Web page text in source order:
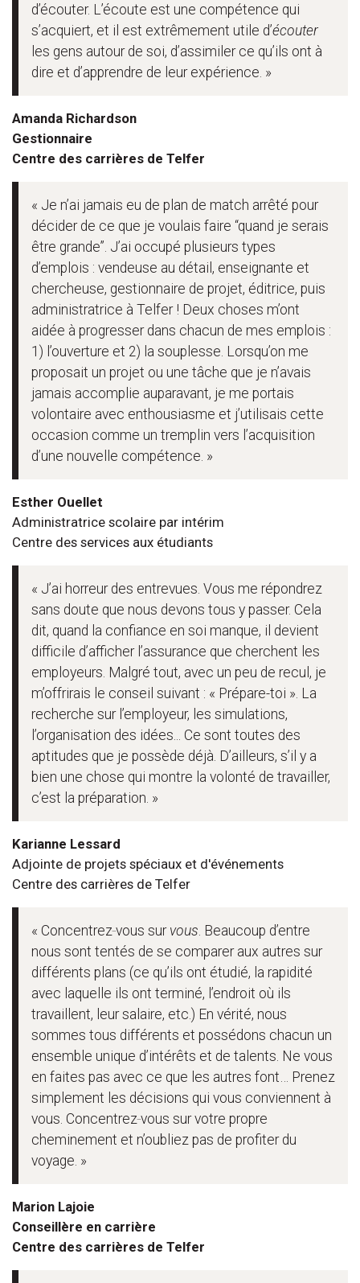
d’écouter. L’écoute est une compétence qui
s’acquiert, et il est extrêmement utile d’écouter
les gens autour de soi, d’assimiler ce qu’ils ont à
dire et d’apprendre de leur expérience. »
Amanda Richardson
Gestionnaire
Centre des carrières de Telfer
« Je n’ai jamais eu de plan de match arrêté pour
décider de ce que je voulais faire “quand je serais
être grande”. J’ai occupé plusieurs types
d’emplois : vendeuse au détail, enseignante et
chercheuse, gestionnaire de projet, éditrice, puis
administratrice à Telfer ! Deux choses m’ont
aidée à progresser dans chacun de mes emplois :
1) l’ouverture et 2) la souplesse. Lorsqu’on me
proposait un projet ou une tâche que je n’avais
jamais accomplie auparavant, je me portais
volontaire avec enthousiasme et j’utilisais cette
occasion comme un tremplin vers l’acquisition
d’une nouvelle compétence. »
Esther Ouellet
Administratrice scolaire par intérim
Centre des services aux étudiants
« J’ai horreur des entrevues. Vous me répondrez
sans doute que nous devons tous y passer. Cela
dit, quand la confiance en soi manque, il devient
difficile d’afficher l’assurance que cherchent les
employeurs. Malgré tout, avec un peu de recul, je
m’offrirais le conseil suivant : « Prépare-toi ». La
recherche sur l’employeur, les simulations,
l’organisation des idées... Ce sont toutes des
aptitudes que je possède déjà. D’ailleurs, s’il y a
bien une chose qui montre la volonté de travailler,
c’est la préparation. »
Karianne Lessard
Adjointe de projets spéciaux et d'événements
Centre des carrières de Telfer
« Concentrez‑vous sur vous . Beaucoup d’entre
nous sont tentés de se comparer aux autres sur
différents plans (ce qu’ils ont étudié, la rapidité
avec laquelle ils ont terminé, l’endroit où ils
travaillent, leur salaire, etc.) En vérité, nous
sommes tous différents et possédons chacun un
ensemble unique d’intérêts et de talents. Ne vous
en faites pas avec ce que les autres font… Prenez
simplement les décisions qui vous conviennent à
vous. Concentrez‑vous sur votre propre
cheminement et n’oubliez pas de profiter du
voyage. »
Marion Lajoie
Conseillère en carrière
Centre des carrières de Telfer